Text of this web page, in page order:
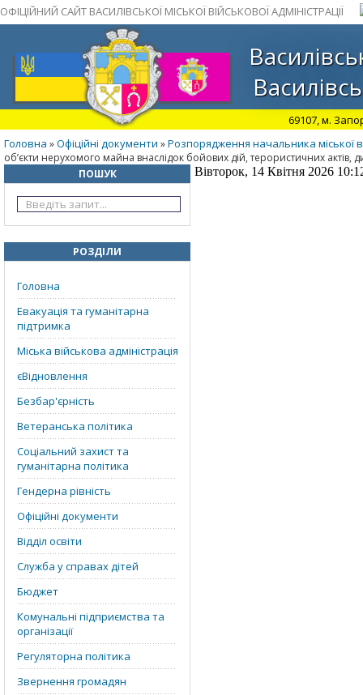
ОФІЦІЙНИЙ САЙТ ВАСИЛІВСЬКОЇ МІСЬКОЇ ВІЙСЬКОВОЇ АДМІНІСТРАЦІЇ
69107, м.
Головна »Офіційні документи »Розпорядження начальника міської
об’єкти нерухомого майна внаслідок бойових дій, терористичних
ПОШУК
РОЗДІЛИ
Головна
Евакуація та гуманітарна
підтримка
Міська військова адміністрація
єВідновлення
Безбар'єрність
Ветеранська політика
Соціальний захист та
гуманітарна політика
Гендерна рівність
Офіційні документи
Відділ освіти
Служба у справах дітей
Бюджет
Комунальні підприємства та
організації
Регуляторна політика
Звернення громадян
Вівторок, 14 Квітня 2026